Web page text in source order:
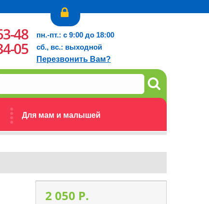
Для мам и малышей
48
05
пн.-пт.: с 9:00 до 18:00
сб., вс.: выходной
Перезвонить Вам?
2 050 P.